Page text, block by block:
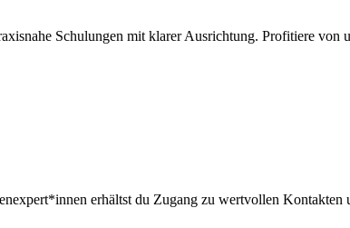
Schulungen mit klarer Ausrichtung. Profitiere
erhältst du Zugang zu wertvollen